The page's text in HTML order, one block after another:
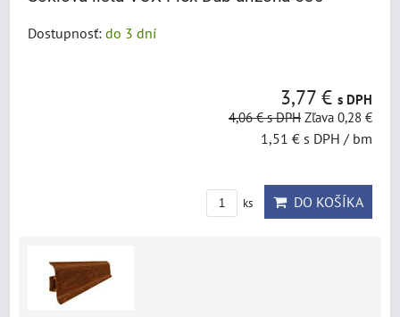
Dostupnosť: do 3 dní
3,77 € s DPH
4,06 €s DPH Zľava 0,28 €
1,51 € s DPH / bm
ks DO KOŠÍKA